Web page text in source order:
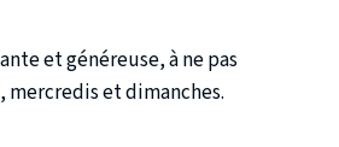
et généreuse, à ne pas
mercredis et dimanches.